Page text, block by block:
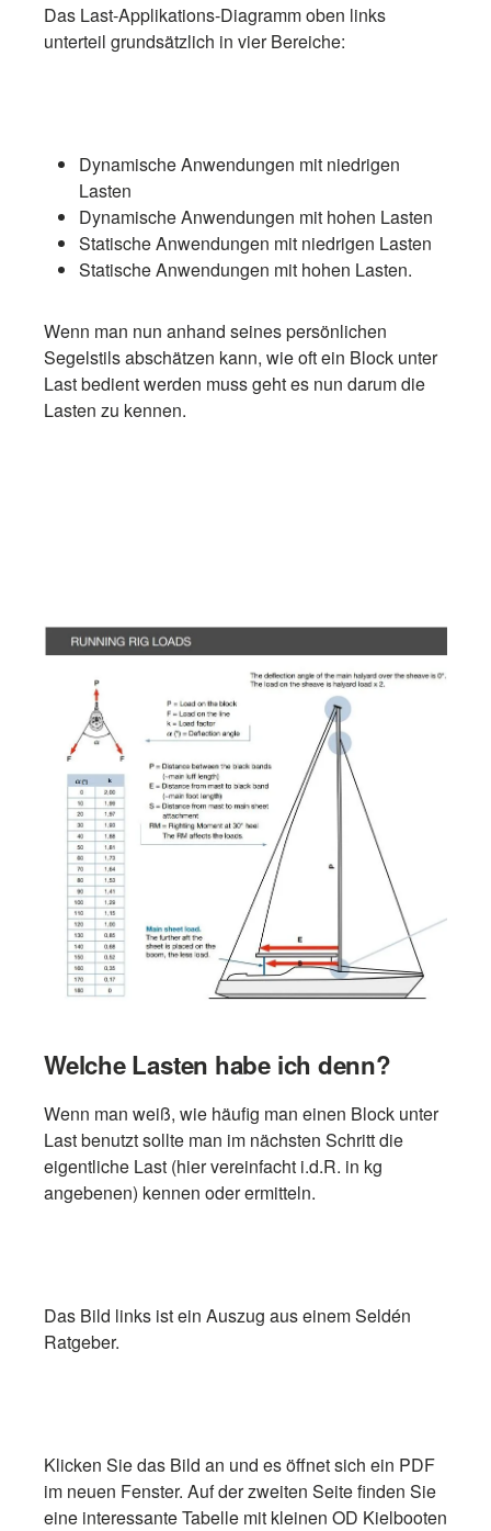
Das Last-Applikations-Diagramm oben links
unterteil grundsätzlich in vier Bereiche:
Dynamische Anwendungen mit niedrigen
Lasten
Dynamische Anwendungen mit hohen Lasten
Statische Anwendungen mit niedrigen Lasten
Statische Anwendungen mit hohen Lasten.
Wenn man nun anhand seines persönlichen
Segelstils abschätzen kann, wie oft ein Block unter
Last bedient werden muss geht es nun darum die
Lasten zu kennen.
Welche Lasten habe ich denn?
Wenn man weiß, wie häufig man einen Block unter
Last benutzt sollte man im nächsten Schritt die
eigentliche Last (hier vereinfacht i.d.R. in kg
angebenen) kennen oder ermitteln.
Das Bild links ist ein Auszug aus einem Seldén
Ratgeber.
Klicken Sie das Bild an und es öffnet sich ein PDF
im neuen Fenster. Auf der zweiten Seite finden Sie
eine interessante Tabelle mit kleinen OD Kielbooten